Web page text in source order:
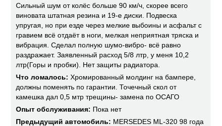
Сильный шум от колёс больше 90 км/ч, скорее всего
виновата штатная резина и 19-е диски. Подвеска
упругая, но при езде через мелкие выбоины и асфальт с
гравием всё отдаёт в ноги, мелкая неприятная тряска и
вибрация. Сделал полную шумо-вибро- всё равно
раздражает. Заявленный расход 5/8 лтр, у меня 10,2
лтр(Горы и пробки). Нет защиты радиатора.
Что ломалось: Хромированный молдинг на бампере,
должны поменять по гарантии. Точечный скол от
камешка дал 0,5 мтр трещины- замена по ОСАГО
Опыт обслуживания: Пока нет
Предыдущий автомобиль: MERSEDES ML-320 98 года